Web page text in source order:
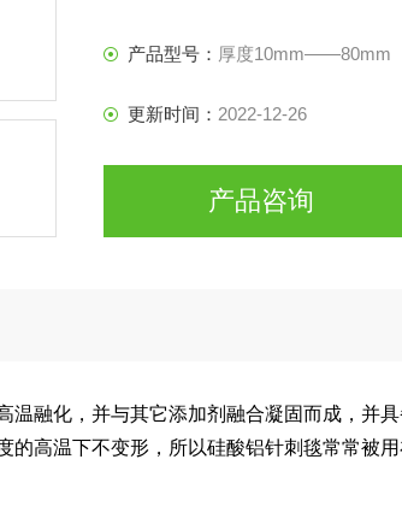
产品型号： 厚度10mm——80mm
更新时间： 2022-12-26
产品咨询
温融化，并与其它添加剂融合凝固而成，并
高温下不变形，所以硅酸铝针刺毯常常被